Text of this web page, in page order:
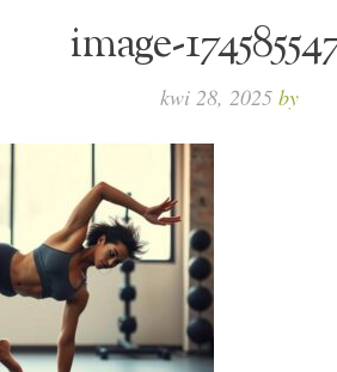
image-
kwi 28, 2025 by